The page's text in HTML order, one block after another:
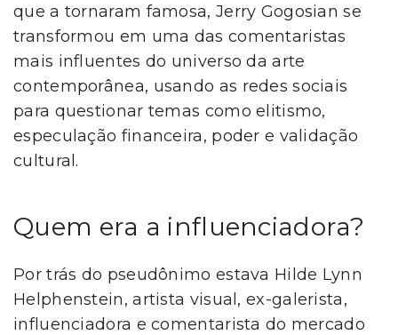
que a tornaram famosa, Jerry Gogosian se
transformou em uma das comentaristas
mais influentes do universo da arte
contemporânea, usando as redes sociais
para questionar temas como elitismo,
especulação financeira, poder e validação
cultural.
Quem era a influenciadora?
Por trás do pseudônimo estava Hilde Lynn
Helphenstein, artista visual, ex-galerista,
influenciadora e comentarista do mercado